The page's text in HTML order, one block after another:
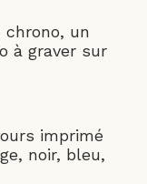
un
à graver sur
imprimé
noir, bleu,